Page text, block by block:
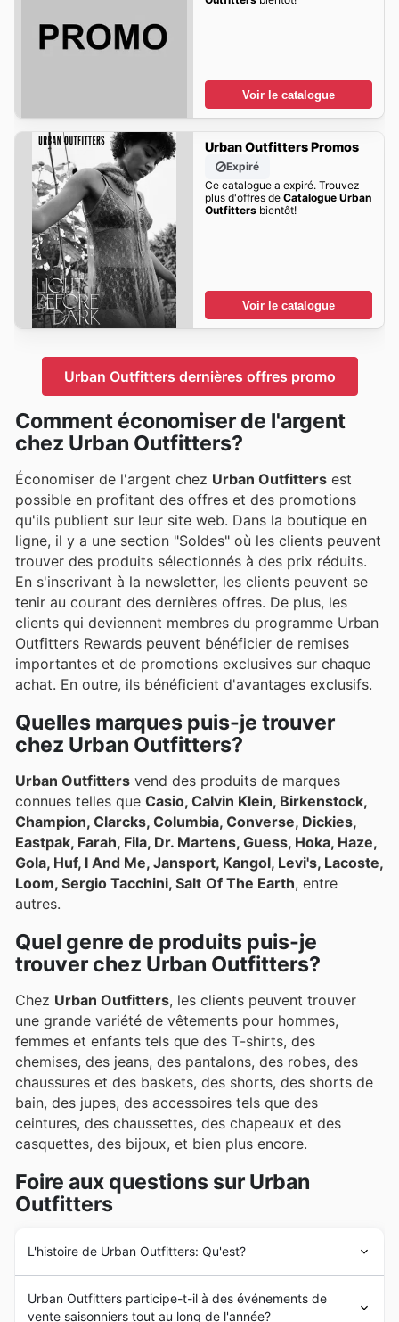
Voir le catalogue
Urban Outfitters Promos
Expiré
Ce catalogue a expiré. Trouvez
plus d'offres de Catalogue Urban
Outfittersbientôt!
Voir le catalogue
Urban Outfitters dernières offres promo
Comment économiser de l'argent
chez Urban Outfitters?
Économiser de l'argent chez Urban Outfitters est
possible en profitant des offres et des promotions
qu'ils publient sur leur site web. Dans la boutique en
ligne, il y a une section "Soldes" où les clients peuvent
trouver des produits sélectionnés à des prix réduits.
En s'inscrivant à la newsletter, les clients peuvent se
tenir au courant des dernières offres. De plus, les
clients qui deviennent membres du programme Urban
Outfitters Rewards peuvent bénéficier de remises
importantes et de promotions exclusives sur chaque
achat. En outre, ils bénéficient d'avantages exclusifs.
Quelles marques puis-je trouver
chez Urban Outfitters?
Urban Outfitters vend des produits de marques
connues telles que Casio, Calvin Klein, Birkenstock,
Champion, Clarcks, Columbia, Converse, Dickies,
Eastpak, Farah, Fila, Dr. Martens, Guess, Hoka, Haze,
Gola, Huf, I And Me, Jansport, Kangol, Levi's, Lacoste,
Loom, Sergio Tacchini, Salt Of The Earth, entre
autres.
Quel genre de produits puis-je
trouver chez Urban Outfitters?
Chez Urban Outfitters, les clients peuvent trouver
une grande variété de vêtements pour hommes,
femmes et enfants tels que des T-shirts, des
chemises, des jeans, des pantalons, des robes, des
chaussures et des baskets, des shorts, des shorts de
bain, des jupes, des accessoires tels que des
ceintures, des chaussettes, des chapeaux et des
casquettes, des bijoux, et bien plus encore.
Foire aux questions sur Urban
Outfitters
L'histoire de Urban Outfitters: Qu'est?
Dick Hayne a ouvert un magasin de vêtements, qui
Urban Outfitters participe-t-il à des événements de
vente saisonniers tout au long de l'année?